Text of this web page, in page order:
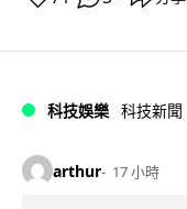
科技娛樂 科技新聞
arthur 17 小時